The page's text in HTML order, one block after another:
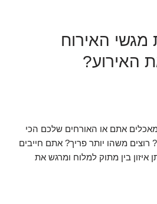
מגשי האירוח
האירוע?
אתם או האורחים שלכם הכי
רוצים משהו יותר פריך? אתם חייבים
בין מתוק למלוח ומרגש את